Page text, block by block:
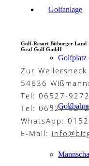
Golfanlage
Golfplatz
Golf-Resort Bitburger Land
Graf Golf GmbH
Zur Weilersheck
54636
Tel: 06527-
Tel: 06527-
WhatsApp:
E-Mail: